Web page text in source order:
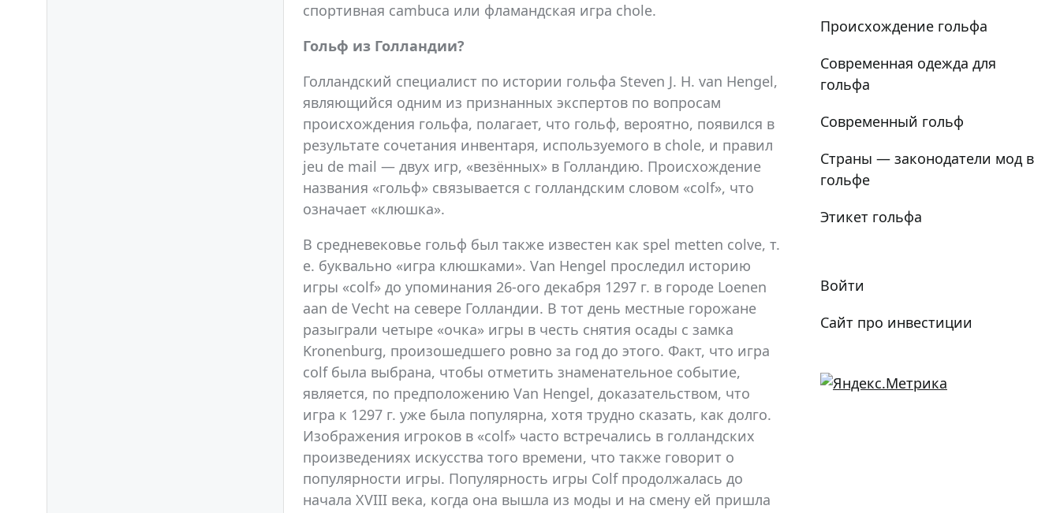
спортивная cambuca или фламандская игра chole.
Гольф из Голландии?
Голландский специалист по истории гольфа Steven J. H. van Hengel,
являющийся одним из признанных экспертов по вопросам
происхождения гольфа, полагает, что гольф, вероятно, появился в
результате сочетания инвентаря, используемого в chole, и правил
jeu de mail — двух игр, «везённых» в Голландию. Происхождение
названия «гольф» связывается с голландским словом «colf», что
означает «клюшка».
В средневековье гольф был также известен как spel metten colve, т.
е. буквально «игра клюшками». Van Hengel проследил историю
игры «colf» до упоминания 26-ого декабря 1297 г. в городе Loenen
aan de Vecht на севере Голландии. В тот день местные горожане
разыграли четыре «очка» игры в честь снятия осады с замка
Kronenburg, произошедшего ровно за год до этого. Факт, что игра
colf была выбрана, чтобы отметить знаменательное событие,
является, по предположению Van Hengel, доказательством, что
игра к 1297 г. уже была популярна, хотя трудно сказать, как долго.
Изображения игроков в «colf» часто встречались в голландских
произведениях искусства того времени, что также говорит о
популярности игры. Популярность игры Colf продолжалась до
начала XVIII века, когда она вышла из моды и на смену ей пришла
Происхождение гольфа
Современная одежда для
гольфа
Современный гольф
Страны — законодатели мод в
гольфе
Этикет гольфа
Войти
Сайт про инвестиции